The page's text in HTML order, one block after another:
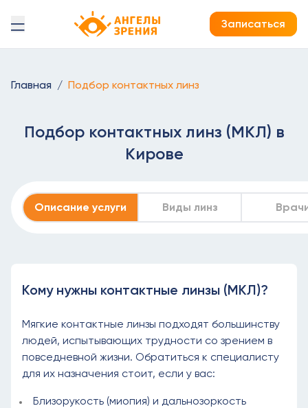
Детская офтальмология Ангелы зрения!
Записаться
Главная / Подбор контактных линз
Подбор контактных линз (МКЛ) в
Кирове
Описание услуги Виды линз
Кому нужны контактные линзы (МКЛ)?
Мягкие контактные линзы подходят большинству
людей, испытывающих трудности со зрением в
повседневной жизни. Обратиться к специалисту
для их назначения стоит, если у вас:
Близорукость (миопия) и дальнозоркость